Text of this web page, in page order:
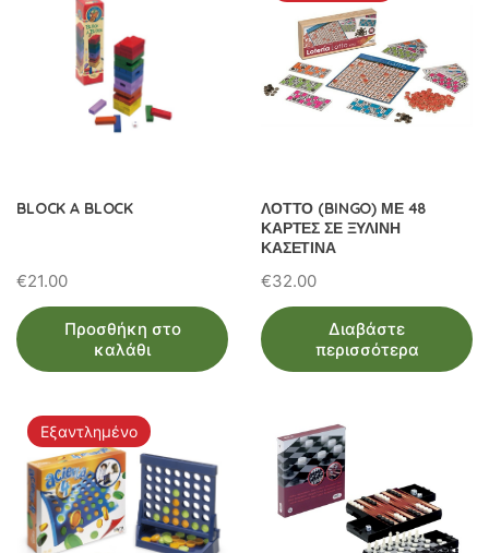
BLOCK A BLOCK
€21.00
Προσθήκη στο
καλάθι
ΛΟΤΤΟ (BINGO) ΜΕ 48
ΚΑΡΤΕΣ ΣΕ ΞΥΛΙΝΗ
ΚΑΣΕΤΙΝΑ
€32.00
Διαβάστε
περισσότερα
Εξαντλημένο